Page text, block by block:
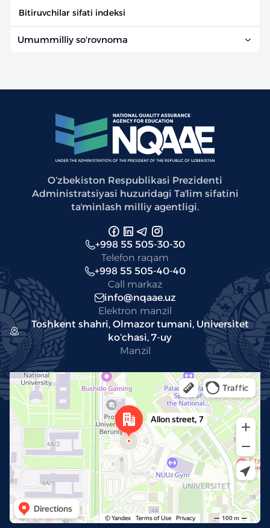
Bitiruvchilar sifati indeksi
Umummilliy so'rovnoma
Oʻzbekiston Respublikasi Prezidenti
Administratsiyasi huzuridagi Taʼlim sifatini
taʼminlash milliy agentligi.
+998 55 505-30-30
Telefon raqam
+998 55 505-40-40
Call markaz
info@nqaae.uz
Elektron manzil
Toshkent shahri, Olmazor tumani, Universitet
koʻchasi, 7-uy
Manzil